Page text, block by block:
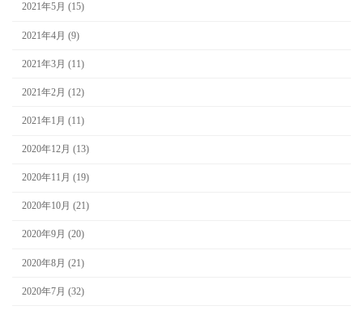
2021年5月 (15)
2021年4月 (9)
2021年3月 (11)
2021年2月 (12)
2021年1月 (11)
2020年12月 (13)
2020年11月 (19)
2020年10月 (21)
2020年9月 (20)
2020年8月 (21)
2020年7月 (32)